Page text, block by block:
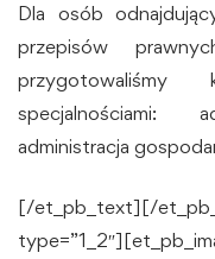
Dla osób
przepisów
przygotowaliśmy
specjalnościami:
administracja
[/et_pb_text][/